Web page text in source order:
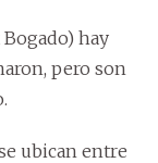
hay
pero son
ubican entre